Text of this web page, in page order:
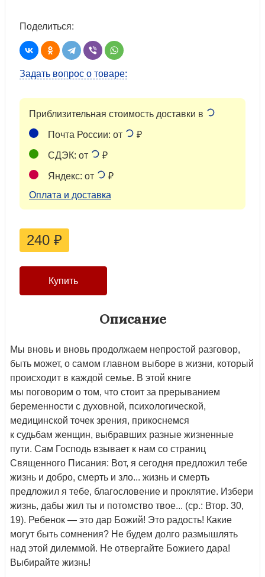
Поделиться:
Задать вопрос о товаре:
Приблизительная стоимость доставки в
Почта России: от ₽
СДЭК: от ₽
Яндекс: от
₽
Оплата и доставка
240 ₽
Описание
Мы вновь и вновь продолжаем непростой разговор,
быть может, о самом главном выборе в жизни, который
происходит в каждой семье. В этой книге
мы поговорим о том, что стоит за прерыванием
беременности с духовной, психологической,
медицинской точек зрения, прикоснемся
к судьбам женщин, выбравших разные жизненные
пути. Сам Господь взывает к нам со страниц
Священного Писания: Вот, я сегодня предложил тебе
жизнь и добро, смерть и зло... жизнь и смерть
предложил я тебе, благословение и проклятие. Избери
жизнь, дабы жил ты и потомство твое... (ср.: Втор. 30,
19). Ребенок — это дар Божий! Это радость! Какие
могут быть сомнения? Не будем долго размышлять
над этой дилеммой. Не отвергайте Божиего дара!
Выбирайте жизнь!